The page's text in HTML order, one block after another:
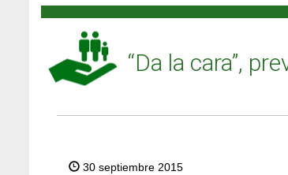
“Da la cara”,
30 septiembre 2015